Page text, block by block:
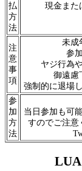
払
方
法
現金また
注
意
事
項
未成
参
ヤジ行為
御遠慮
強制的に退場
参
加
方
法
当日参加も可
すのでご注意